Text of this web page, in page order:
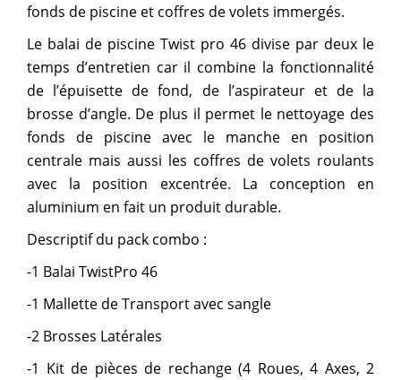
fonds de piscine et coffres de volets immergés.
Le balai de piscine Twist pro 46 divise par deux le
temps d’entretien car il combine la fonctionnalité
de l’épuisette de fond, de l’aspirateur et de la
brosse d’angle. De plus il permet le nettoyage des
fonds de piscine avec le manche en position
centrale mais aussi les coffres de volets roulants
avec la position excentrée. La conception en
aluminium en fait un produit durable.
Descriptif du pack combo :
-1 Balai TwistPro 46
-1 Mallette de Transport avec sangle
-2 Brosses Latérales
-1 Kit de pièces de rechange (4 Roues, 4 Axes, 2